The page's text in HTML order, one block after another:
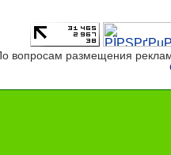
вопросам размещения